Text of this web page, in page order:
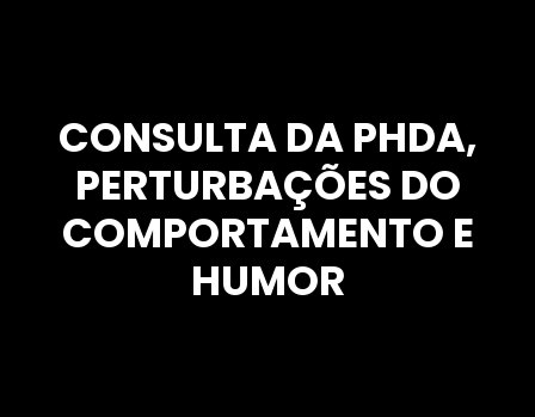
CONSULTA DA PHDA,
PERTURBAÇÕES DO
COMPORTAMENTO E
HUMOR